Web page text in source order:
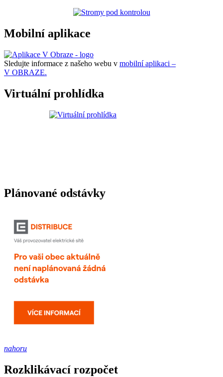
Mobilní aplikace
Sledujte informace z našeho webu v mobilní aplikaci –
V OBRAZE.
Virtuální prohlídka
Plánované odstávky
nahoru
Rozklikávací rozpočet